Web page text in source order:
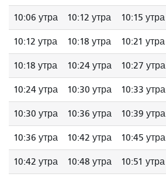
10:06 утра 10:12 утра 10:15 утра
10:12 утра 10:18 утра 10:21 утра
10:18 утра 10:24 утра 10:27 утра
10:24 утра 10:30 утра 10:33 утра
10:30 утра 10:36 утра 10:39 утра
10:36 утра 10:42 утра 10:45 утра
10:42 утра 10:48 утра 10:51 утра